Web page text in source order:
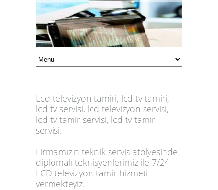
Lcd televizyon tamiri, lcd tv tamiri,
lcd tv servisi, lcd televizyon servisi,
lcd tv tamir servisi, lcd tv tamir
servisi.
Firmamızın teknik servis atolyesinde
diplomalı teknisyenlerimiz ile 7/24
LCD televizyon tamir hizmeti
vermekteyiz.